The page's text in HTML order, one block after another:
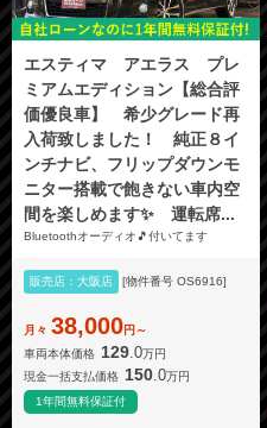
エスティマ アエラス プレ
ミアムエディション【総合評
価優良車】 希少グレード再
入荷致しました！ 純正８イ
ンチナビ、フリップダウンモ
ニター搭載で飽きない車内空
間を楽しめます✨ 運転席...
Bluetoothオーディオ🎵付いてます
販売店：大阪店 [物件番号 OS6916]
月々 38,000円～
車両本体価格 129.0万円
現金一括支払価格 150 .0万円
1年間無料保証付